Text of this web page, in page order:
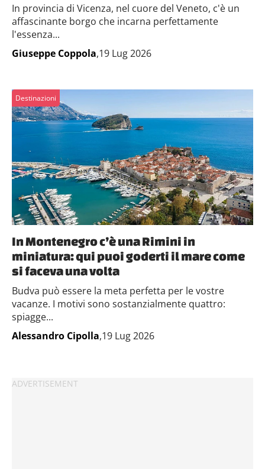
In provincia di Vicenza, nel cuore del Veneto, c'è un
affascinante borgo che incarna perfettamente
l'essenza...
Giuseppe Coppola,19 Lug 2026
Destinazioni
In Montenegro c’è una Rimini in
miniatura: qui puoi goderti il mare come
si faceva una volta
Budva può essere la meta perfetta per le vostre
vacanze. I motivi sono sostanzialmente quattro:
spiagge...
Alessandro Cipolla,19 Lug 2026